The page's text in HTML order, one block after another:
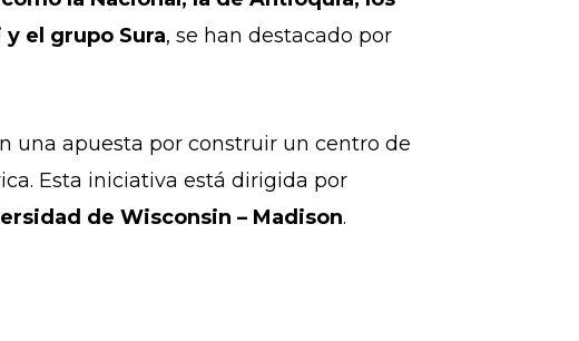
el grupo Sura, se han destacado por
una apuesta por construir un centro de
Esta iniciativa está dirigida por
de Wisconsin – Madison.